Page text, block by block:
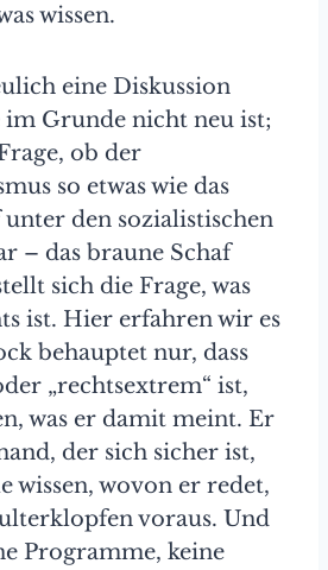
wissen.
eine Diskussion
im Grunde nicht neu ist;
ob der
so etwas wie das
unter den sozialistischen
– das braune Schaf
sich die Frage, was
ist. Hier erfahren wir es
behauptet nur, dass
„rechtsextrem“ ist,
was er damit meint. Er
der sich sicher ist,
wissen, wovon er redet,
voraus. Und
Programme, keine